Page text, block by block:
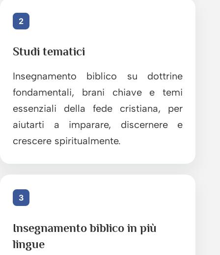
2
Studi tematici
Insegnamento biblico su dottrine
fondamentali, brani chiave e temi
essenziali della fede cristiana, per
aiutarti a imparare, discernere e
crescere spiritualmente.
3
Insegnamento biblico in più
lingue